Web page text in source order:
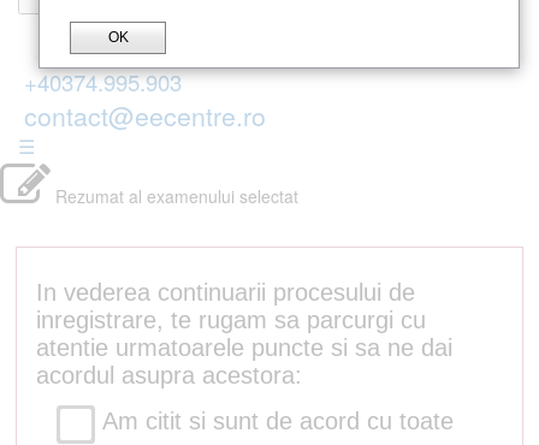
+40374.995.903
contact@eecentre.ro
☰
Rezumat al examenului selectat
In vederea continuarii procesului de
inregistrare, te rugam sa parcurgi cu
atentie urmatoarele puncte si sa ne dai
acordul asupra acestora:
Am citit si sunt de acord cu toate
OK